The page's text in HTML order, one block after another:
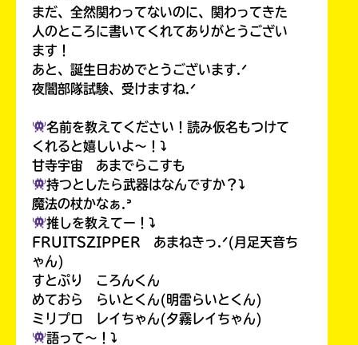
まだ、全然関わってないのに、関わってきた
人のところに書いてくれてありがとうござい
ます！
あと、誕生日おめでとうございます.ᐟ
夜闇部隊試験、受けますね.ᐟ
名前を教えてください！読み仮名もつけて
くれると嬉しいよ〜！⤵︎
甘寺宇宙 あまでらこすも
持つとしたら武器はなんですか？⤵︎
魔法の杖かなぁ.ᐣ
推しを教えてー！⤵︎
FRUITSZIPPER あまねきっ.ᐟ(月足天音ち
ゃん)
すとぷり ころんくん
めておら らいとくん(明雷らいとくん)
ミリプロ レイちゃん(夕霧レイちゃん)
語って〜！⤵︎
い
い
入
力
容
ラ
あ
も
度
確